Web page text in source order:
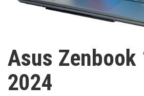
Asus Zenbook
2024